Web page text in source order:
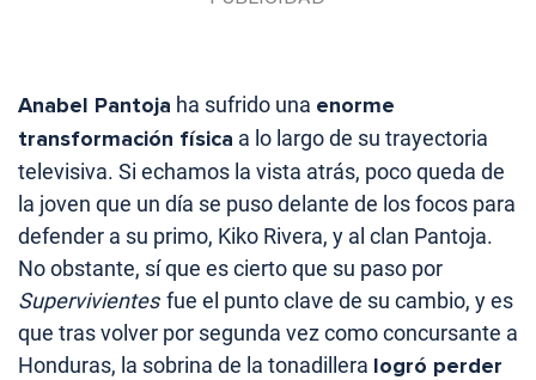
Anabel Pantoja ha sufrido una enorme
transformación física a lo largo de su trayectoria
televisiva. Si echamos la vista atrás, poco queda de
la joven que un día se puso delante de los focos para
defender a su primo, Kiko Rivera, y al clan Pantoja.
No obstante, sí que es cierto que su paso por
Supervivientes fue el punto clave de su cambio, y es
que tras volver por segunda vez como concursante a
Honduras, la sobrina de la tonadillera logró perder